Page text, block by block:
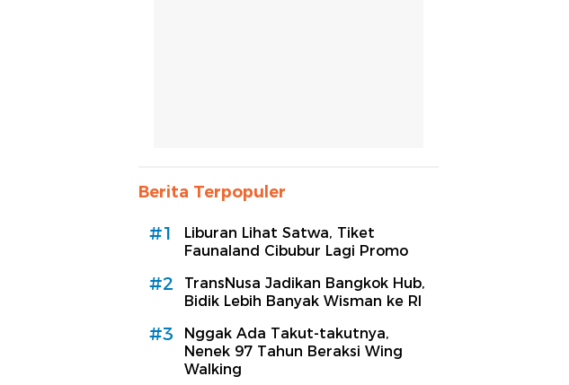
Berita Terpopuler
#1
Liburan Lihat Satwa, Tiket
Faunaland Cibubur Lagi Promo
#2
TransNusa Jadikan Bangkok Hub,
Bidik Lebih Banyak Wisman ke RI
#3
Nggak Ada Takut-takutnya,
Nenek 97 Tahun Beraksi Wing
Walking